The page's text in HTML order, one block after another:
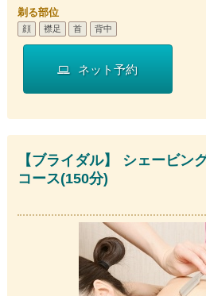
剃る部位
顔 襟足 首 背中
ネット予約
【ブライダル】 シェービン
コース(150分)